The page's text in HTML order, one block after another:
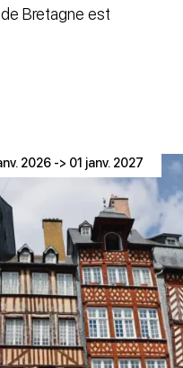
Bretagne est
2026 -> 01 janv. 2027